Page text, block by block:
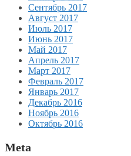
Сентябрь 2017
Август 2017
Июль 2017
Июнь 2017
Май 2017
Апрель 2017
Март 2017
Февраль 2017
Январь 2017
Декабрь 2016
Ноябрь 2016
Октябрь 2016
Meta